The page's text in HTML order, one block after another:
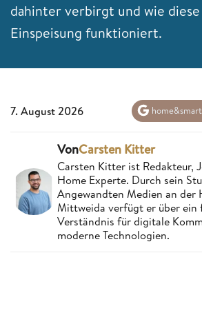
dahinter verbirgt und wie
Einspeisung funktioniert.
7. August 2026
VonCarsten Kitter
Carsten Kitter ist Redakteur,
Home Experte. Durch sein
Angewandten Medien an der
Mittweida verfügt er über ein
Verständnis für digitale
moderne Technologien.